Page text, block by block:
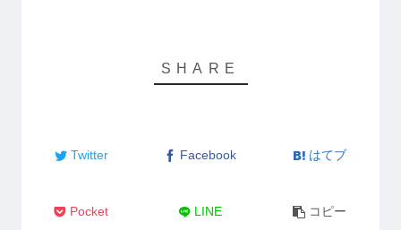
Twitter Facebook はてブ
Pocket LINE コピー